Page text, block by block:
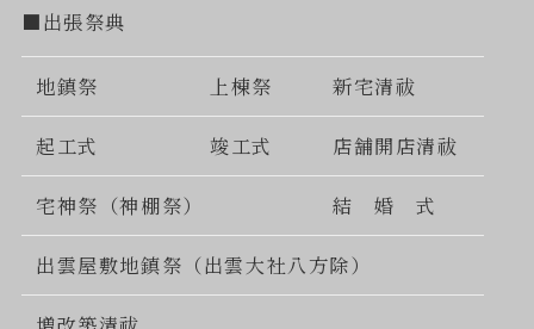
■出張祭典
地鎮祭 上棟祭 新宅清祓
起工式 竣工式 店舗開店清祓
宅神祭（神棚祭） 結 婚 式
出雲屋敷地鎮祭（出雲大社八方除）